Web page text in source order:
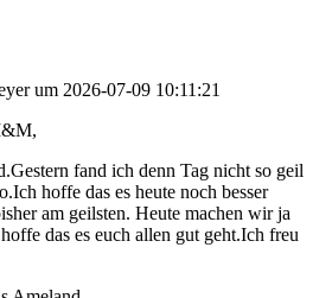
um 2026-07-09 10:11:21
fand ich denn Tag nicht so geil
hoffe das es heute noch besser
am geilsten. Heute machen wir ja
das es euch allen gut geht.Ich freu